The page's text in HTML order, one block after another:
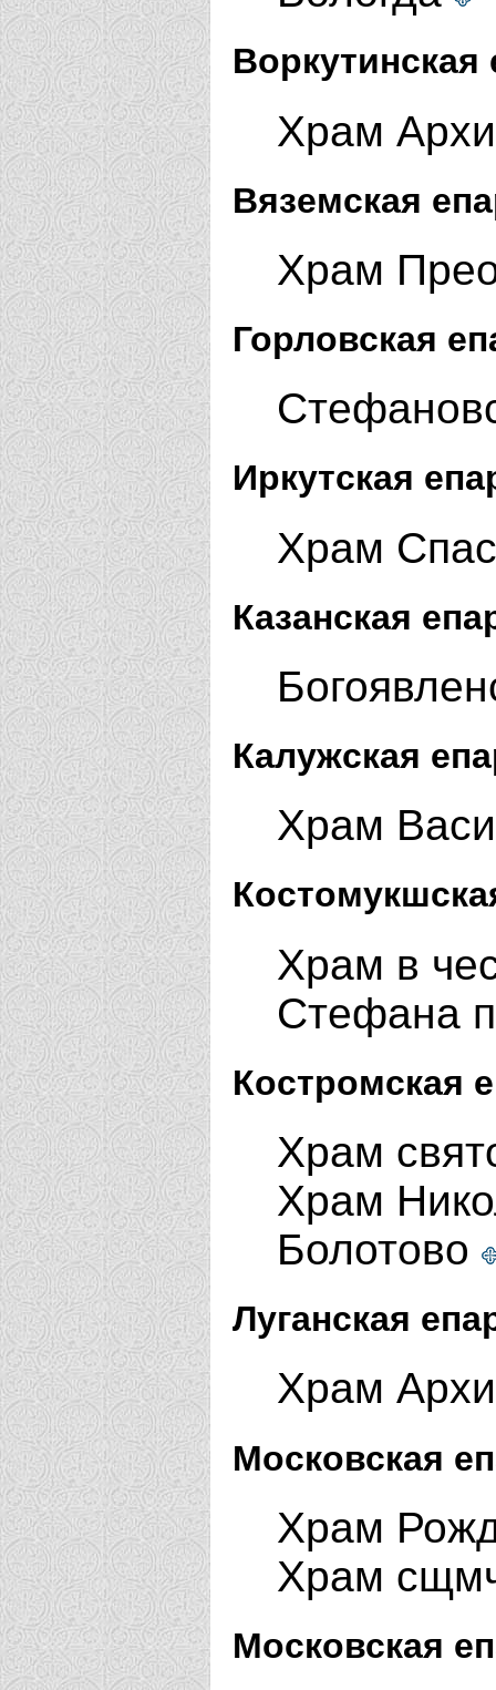
Воркутинская
Храм
Вяземская
Храм
Горловская
Иркутская
Храм
Казанская
Калужская
Храм
Храм в
Стефана
Костромская
Храм
Храм
Болотово
Луганская
Храм
Московская
Храм
Храм
Московская